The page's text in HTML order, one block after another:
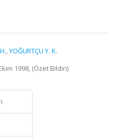
,YOĞURTÇU Y. K.
1998, (Özet Bildiri)